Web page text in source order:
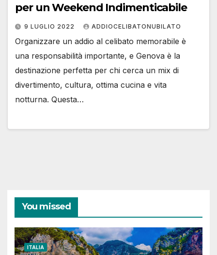
per un Weekend Indimenticabile
9 LUGLIO 2022 ADDIOCELIBATONUBILATO
Organizzare un addio al celibato memorabile è
una responsabilità importante, e Genova è la
destinazione perfetta per chi cerca un mix di
divertimento, cultura, ottima cucina e vita
notturna. Questa…
You missed
ITALIA